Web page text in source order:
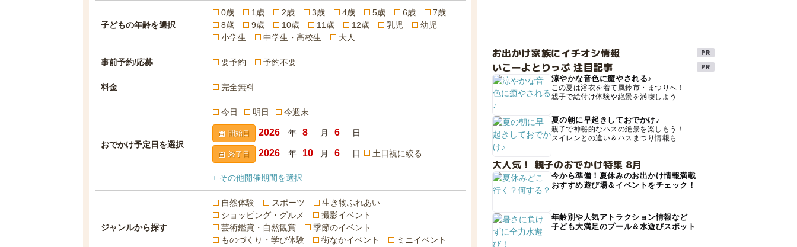
子どもの年齢を選択
0歳 1歳 2歳 3歳 4歳 5歳 6歳
7歳
8歳
9歳 10歳 11歳 12歳 乳児
幼児
小学生
中学生・高校生 大人
事前予約/応募 要予約 予約不要
料金 完全無料
おでかけ予定日を選択
今日 明日 今週末
開始日 年 月 日
終了日 年 月 日 土日祝に絞る
+ その他開催期間を選択
ジャンルから探す
自然体験 スポーツ
生き物ふれあい
ショッピング・グルメ
撮影イベント
芸術鑑賞・自然観賞
季節のイベント
ものづくり・学び体験
街なかイベント
ミニイベント
お出かけ家族にイチオシ情報
いこーよとりっぷ 注目記事
涼やかな音色に癒やされる♪
この夏は浴衣を着て風鈴市・まつりへ！
親子で絵付け体験や絶景を満喫しよう
夏の朝に早起きしておでかけ♪
親子で神秘的なハスの絶景を楽しもう！
スイレンとの違い＆ハスまつり情報も
大人気！ 親子のおでかけ特集 8月
今から準備！夏休みのお出かけ情報満載
おすすめ遊び場＆イベントをチェック！
年齢別や人気アトラクション情報など
子ども大満足のプール＆水遊びスポット